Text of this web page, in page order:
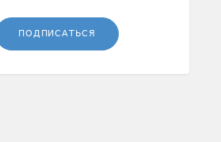
ПОДПИСАТЬСЯ